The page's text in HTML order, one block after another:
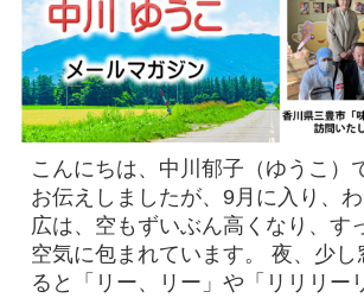
こんにちは、中川郁子（ゆうこ）
お伝えしましたが、9月に入り、
広は、空もずいぶん高くなり、す
空気に包まれています。 夜、少し
ると「リー、リー」や「リリリー